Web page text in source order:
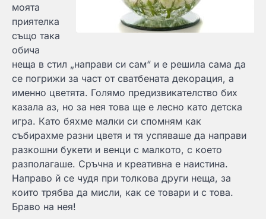
моята
приятелка
също така
обича
неща в стил „направи си сам“ и е решила сама да
се погрижи за част от сватбената декорация, а
именно цветята. Голямо предизвикателство бих
казала аз, но за нея това ще е лесно като детска
игра. Като бяхме малки си спомням как
събирахме разни цветя и тя успяваше да направи
разкошни букети и венци с малкото, с което
разполагаше. Сръчна и креативна е наистина.
Направо й се чудя при толкова други неща, за
които трябва да мисли, как се товари и с това.
Браво на нея!